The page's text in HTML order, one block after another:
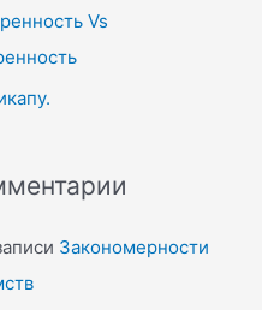
Vs
Закономерности